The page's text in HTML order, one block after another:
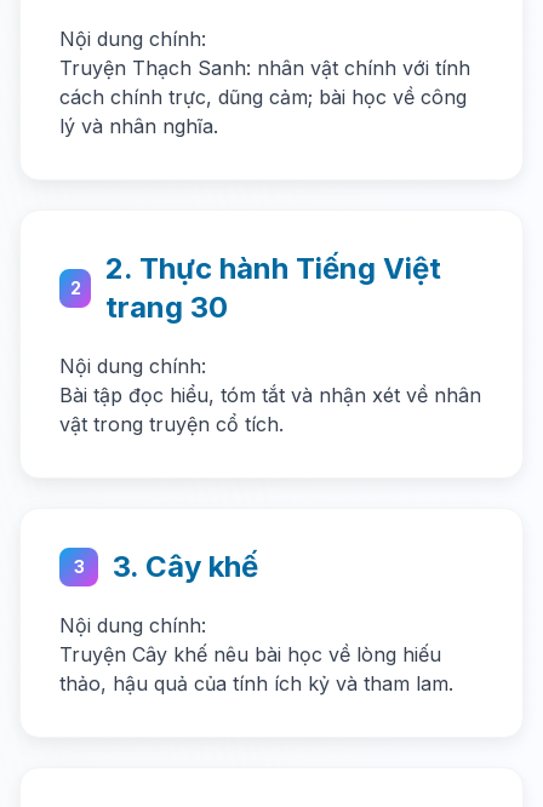
Nội dung chính:
Truyện Thạch Sanh: nhân vật chính với tính
cách chính trực, dũng cảm; bài học về công
lý và nhân nghĩa.
2
2. Thực hành Tiếng Việt
trang 30
Nội dung chính:
Bài tập đọc hiểu, tóm tắt và nhận xét về nhân
vật trong truyện cổ tích.
3 3. Cây khế
Nội dung chính:
Truyện Cây khế nêu bài học về lòng hiếu
thảo, hậu quả của tính ích kỷ và tham lam.